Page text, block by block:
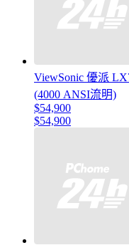
ViewSonic 優派
(4000 ANSI流明)
$54,900
$54,900